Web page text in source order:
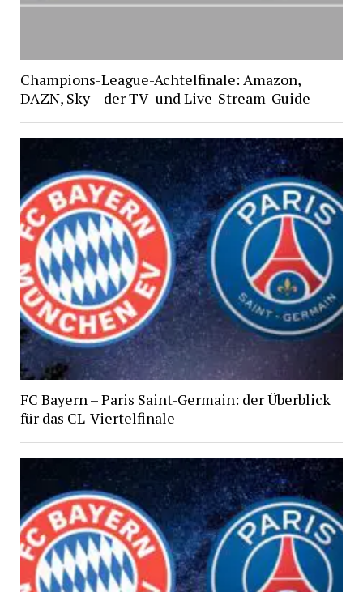
Champions-League-Achtelfinale: Amazon,
DAZN, Sky – der TV- und Live-Stream-Guide
FC Bayern – Paris Saint-Germain: der Überblick
für das CL-Viertelfinale